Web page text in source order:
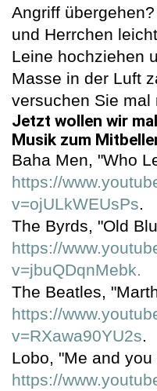
Angriff
und Herrchen
Leine hochziehen
Masse in der Luft
versuchen Sie mal
Jetzt wollen wir
Musik zum
Baha Men, "Who
https://
v=ojULkWEUsPs
The Byrds, "Old
https://
v=jbuQDqnMebk.
The Beatles,
https://
v=RXawa90YU2s
Lobo, "Me and
https://